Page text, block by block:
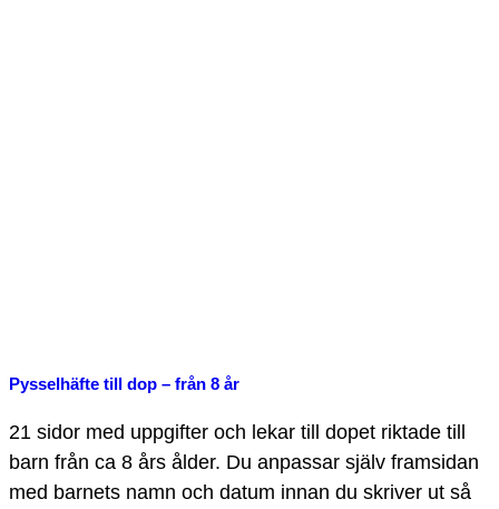
Pysselhäfte till dop – från 8 år
21 sidor med uppgifter och lekar till dopet riktade till
barn från ca 8 års ålder. Du anpassar själv framsidan
med barnets namn och datum innan du skriver ut så